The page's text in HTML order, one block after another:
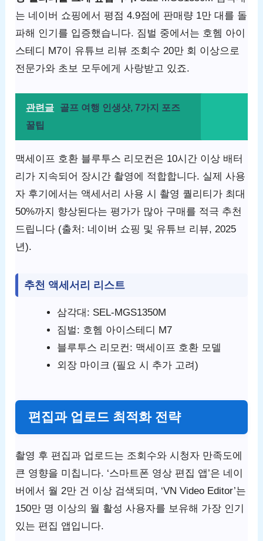
는 네이버 쇼핑에서 평점 4.9점에 판매량 1만 대를 돌
파해 인기를 입증했습니다. 짐벌 중에서는 호헴 아이
스테디 M7이 유튜브 리뷰 조회수 20만 회 이상으로
전문가와 초보 모두에게 사랑받고 있죠.
관련글
골프 여행 인생샷, 7가지 포즈
꿀팁
맥세이프 호환 블루투스 리모컨은 10시간 이상 배터
리가 지속되어 장시간 촬영에 적합합니다. 실제 사용
자 후기에서는 액세서리 사용 시 촬영 퀄리티가 최대
50%까지 향상된다는 평가가 많아 구매를 적극 추천
드립니다 (출처: 네이버 쇼핑 및 유튜브 리뷰, 2025
년).
추천 액세서리 리스트
삼각대: SEL-MGS1350M
짐벌: 호헴 아이스테디 M7
블루투스 리모컨: 맥세이프 호환 모델
외장 마이크 (필요 시 추가 고려)
편집과 업로드 최적화 전략
촬영 후 편집과 업로드는 조회수와 시청자 만족도에
큰 영향을 미칩니다. ‘스마트폰 영상 편집 앱’은 네이
버에서 월 2만 건 이상 검색되며, ‘VN Video Editor’는
150만 명 이상의 월 활성 사용자를 보유해 가장 인기
있는 편집 앱입니다.